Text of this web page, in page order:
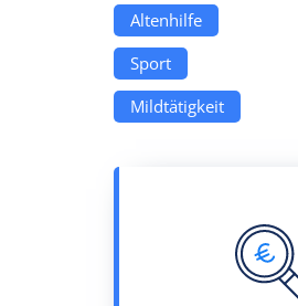
Altenhilfe
Sport
Mildtätigkeit